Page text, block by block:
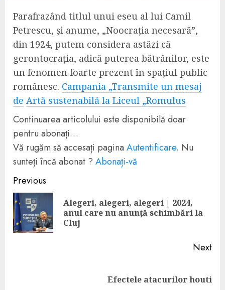
Parafrazând titlul unui eseu al lui Camil
Petrescu, și anume, „Noocrația necesară”,
din 1924, putem considera astăzi că
gerontocrația, adică puterea bătrânilor, este
un fenomen foarte prezent în spațiul public
românesc. Campania „Transmite un mesaj
de Artă sustenabilă la Liceul „Romulus
Continuarea articolului este disponibilă doar
pentru abonați…
Vă rugăm să accesați pagina Autentificare. Nu
sunteți încă abonat ? Abonați-vă
Continue
Reading
Previous
Alegeri, alegeri, alegeri | 2024,
anul care nu anunță schimbări la
Cluj
Next
Efectele atacurilor houti